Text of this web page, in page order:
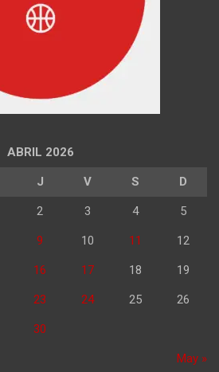
ABRIL 2026
J V S D
2 3 4 5
9 10 11 12
16 17 18 19
23 24 25 26
30
May »